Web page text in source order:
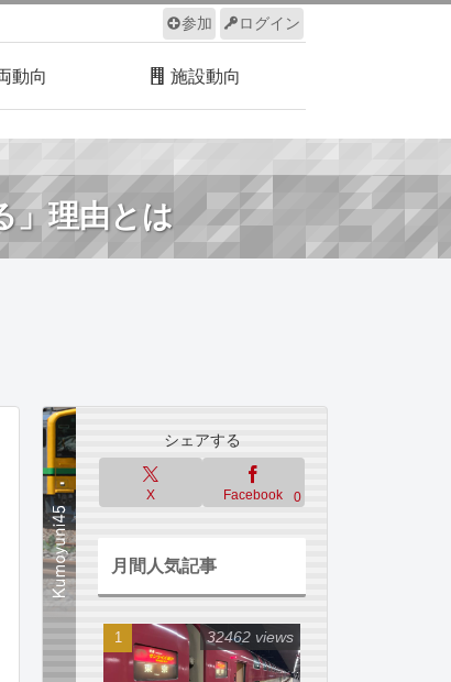
ログイン
参加
動向 施設動向
ル サイトについて
」理由とは
シェアする
X Facebook 0
月間人気記事
32462 views